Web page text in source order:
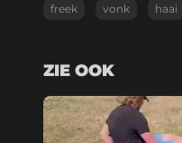
freek vonk haai
ZIE OOK